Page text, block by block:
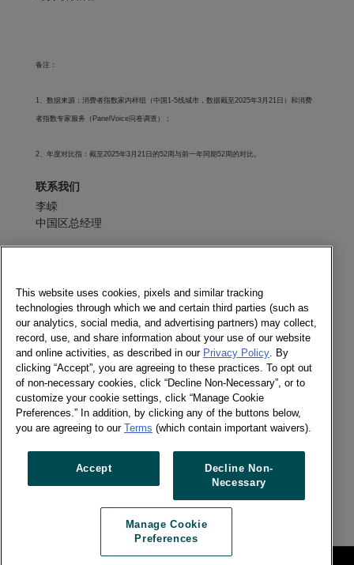
备注：
1、数据来源：消费者指数家内样组（中国1-5线城市，数据截至2025年3月21日）和消费
者指数专家服务（PanelVoice问卷调查）；
2、年度对比指：截至2025年3月21日的52周与前一年同期52周的对比。
联系我们
李嵘
中国区总经理
电子期刊
社交媒体
电子期刊
Twitter
LinkedIn
Previous article
This website uses cookies, pixels and similar tracking
technologies through which we and certain third parties (such as
our analytics, social media, and advertising partners) may collect,
record, use, and share information about your use of our website
and online activities, as described in our Privacy Policy . By
clicking “Accept”, you are agreeing to these practices. To opt out
of non-necessary cookies, click “Decline Non-Necessary”, or to
customize your cookie settings, click “Manage Cookie
Preferences.” In addition, by clicking any of the buttons below,
you are agreeing to our Terms (which contain important waivers).
Accept
Decline Non-
Necessary
Manage Cookie
Preferences